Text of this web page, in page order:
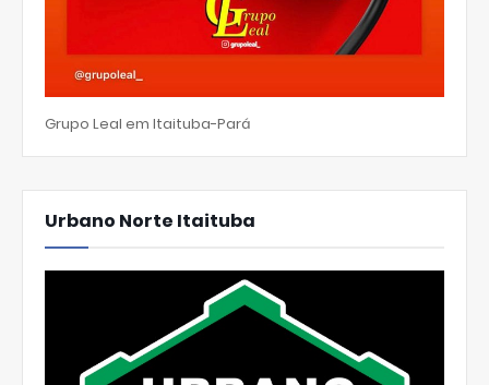
Grupo Leal em Itaituba-Pará
Urbano Norte Itaituba